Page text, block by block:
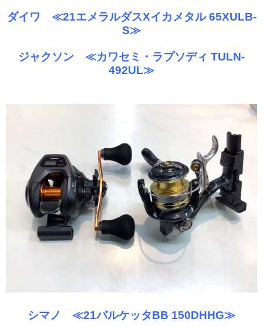
ダイワ ≪21エメラルダスXイカメタル 65XULB-
S≫
ジャクソン ≪カワセミ・ラプソディ TULN-
492UL≫
シマノ ≪21バルケッタBB 150DHHG≫